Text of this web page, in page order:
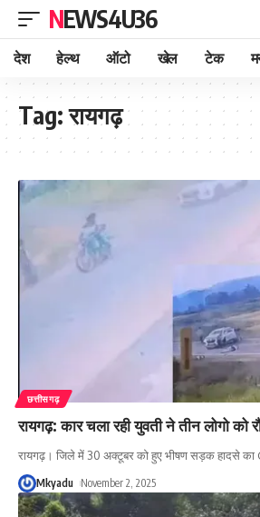
NEWS4U36
देश हेल्थ ऑटो खेल टेक
Tag:रायगढ़
छत्तीसगढ़
रायगढ़: कार चला रही युवती ने तीन लोगो को
रायगढ़। जिले में 30 अक्टूबर को हुए भीषण सड़क हादसे का
Mkyadu November 2, 2025